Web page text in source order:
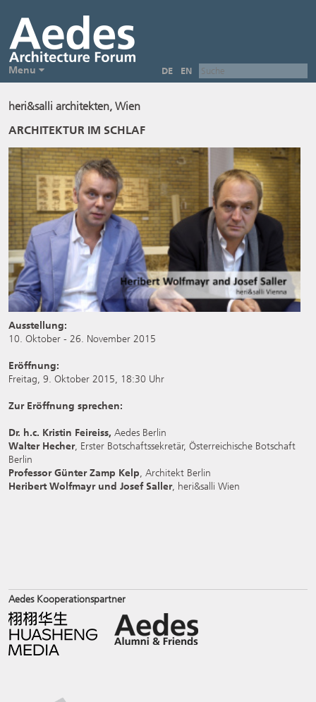
DE EN
Menu
heri&salli architekten, Wien
ARCHITEKTUR IM SCHLAF
Ausstellung:
10. Oktober - 26. November 2015
Eröffnung:
Freitag, 9. Oktober 2015, 18:30 Uhr
Zur Eröffnung sprechen:
Dr. h.c. Kristin Feireiss, Aedes Berlin
Walter Hecher, Erster Botschaftssekretär, Österreichische Botschaft
Berlin
Professor Günter Zamp Kelp, Architekt Berlin
Heribert Wolfmayr und Josef Saller, heri&salli Wien
Aedes Kooperationspartner